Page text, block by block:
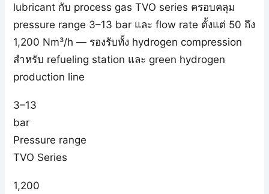
lubricant กับ process gas TVO series ครอบคลุม
pressure range 3–13 bar และ flow rate ตั้งแต่ 50 ถึง
1,200 Nm³/h — รองรับทั้ง hydrogen compression
สำหรับ refueling station และ green hydrogen
production line
3–13
bar
Pressure range
TVO Series
1,200